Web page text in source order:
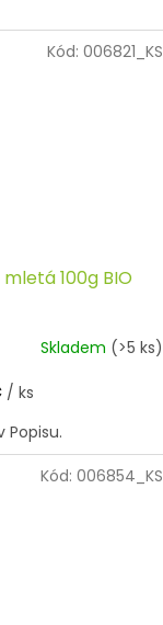
100g BIO
Skladem (>5 ks)
/ ks
Kód: 006821_KS
Kód: 006854_KS